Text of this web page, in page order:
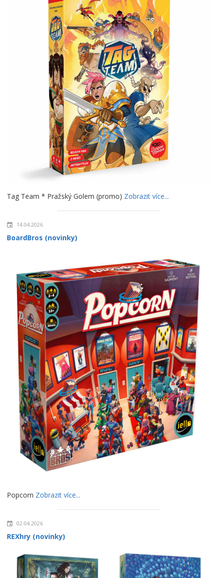
Tag Team * Pražský Golem (promo) Zobrazit více...
14.04.2026
BoardBros (novinky)
Popcorn Zobrazit více...
02.04.2026
REXhry (novinky)